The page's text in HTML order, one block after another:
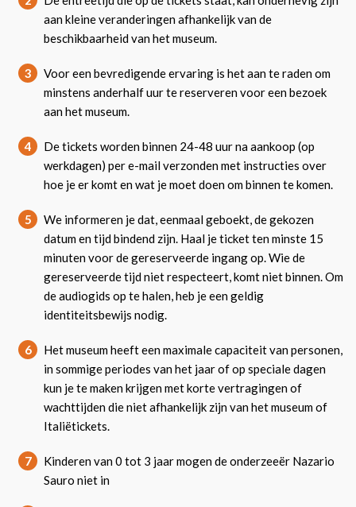
aan kleine veranderingen afhankelijk van de
beschikbaarheid van het museum.
3
Voor een bevredigende ervaring is het aan te raden om
minstens anderhalf uur te reserveren voor een bezoek
aan het museum.
4
De tickets worden binnen 24-48 uur na aankoop (op
werkdagen) per e-mail verzonden met instructies over
hoe je er komt en wat je moet doen om binnen te komen.
5
We informeren je dat, eenmaal geboekt, de gekozen
datum en tijd bindend zijn. Haal je ticket ten minste 15
minuten voor de gereserveerde ingang op. Wie de
gereserveerde tijd niet respecteert, komt niet binnen. Om
de audiogids op te halen, heb je een geldig
identiteitsbewijs nodig.
6
Het museum heeft een maximale capaciteit van personen,
in sommige periodes van het jaar of op speciale dagen
kun je te maken krijgen met korte vertragingen of
wachttijden die niet afhankelijk zijn van het museum of
Italiëtickets.
7
Kinderen van 0 tot 3 jaar mogen de onderzeeër Nazario
Sauro niet in